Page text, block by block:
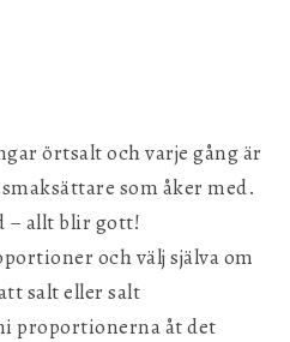
örtsalt och varje gång är
som åker med.
– allt blir gott!
och välj själva om
salt eller salt
proportionerna åt det
på vår